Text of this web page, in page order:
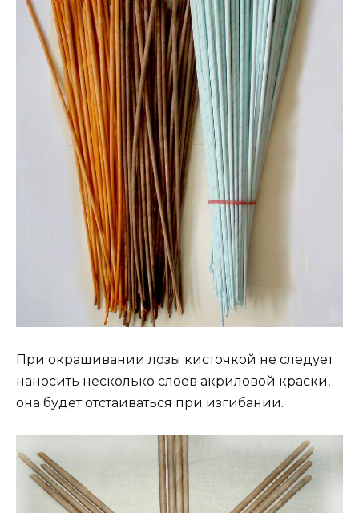
При окрашивании лозы кисточкой не следует
наносить несколько слоев акриловой краски,
она будет отстаиваться при изгибании.